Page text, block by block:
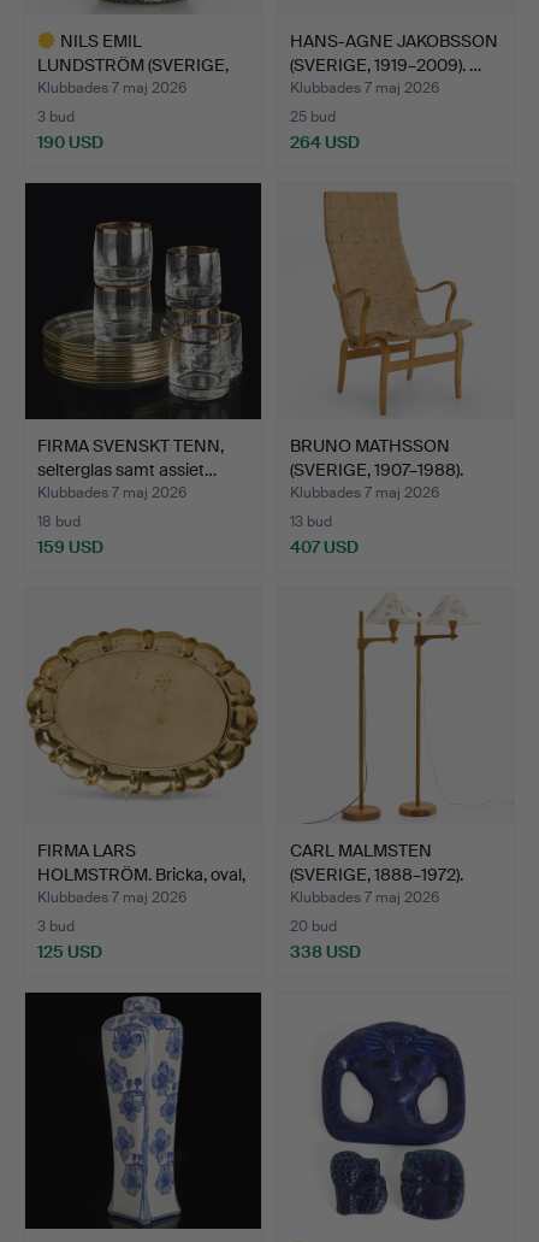
NILS EMIL
LUNDSTRÖM (SVERIGE,
1865–1960). …
Klubbades 7 maj 2026
3 bud
190 USD
HANS-AGNE JAKOBSSON
(SVERIGE, 1919–2009). …
Klubbades 7 maj 2026
25 bud
264 USD
FIRMA SVENSKT TENN,
selterglas samt assiet…
Klubbades 7 maj 2026
18 bud
159 USD
BRUNO MATHSSON
(SVERIGE, 1907–1988).
Fåtöl…
Klubbades 7 maj 2026
13 bud
407 USD
FIRMA LARS
HOLMSTRÖM. Bricka, oval,
handdr…
Klubbades 7 maj 2026
3 bud
125 USD
CARL MALMSTEN
(SVERIGE, 1888–1972).
''Stak…
Klubbades 7 maj 2026
20 bud
338 USD